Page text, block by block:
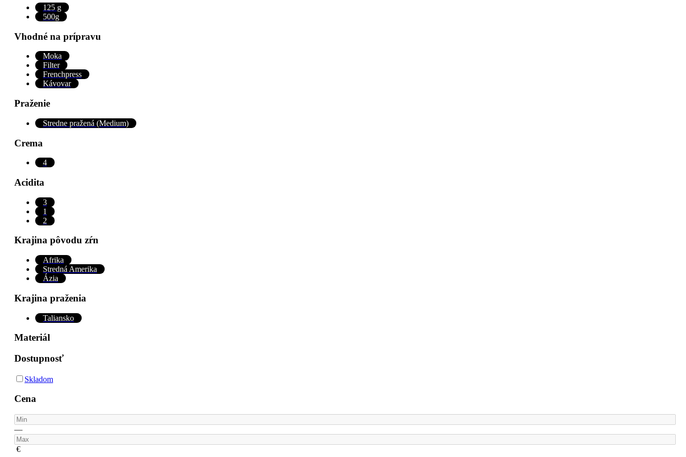
125 g
500g
Vhodné na prípravu
Moka
Filter
Frenchpress
Kávovar
Praženie
Stredne pražená (Medium)
Crema
4
Acidita
3
1
2
Krajina pôvodu zŕn
Afrika
Stredná Amerika
Ázia
Krajina praženia
Taliansko
Materiál
Dostupnosť
Skladom
Cena
—
€